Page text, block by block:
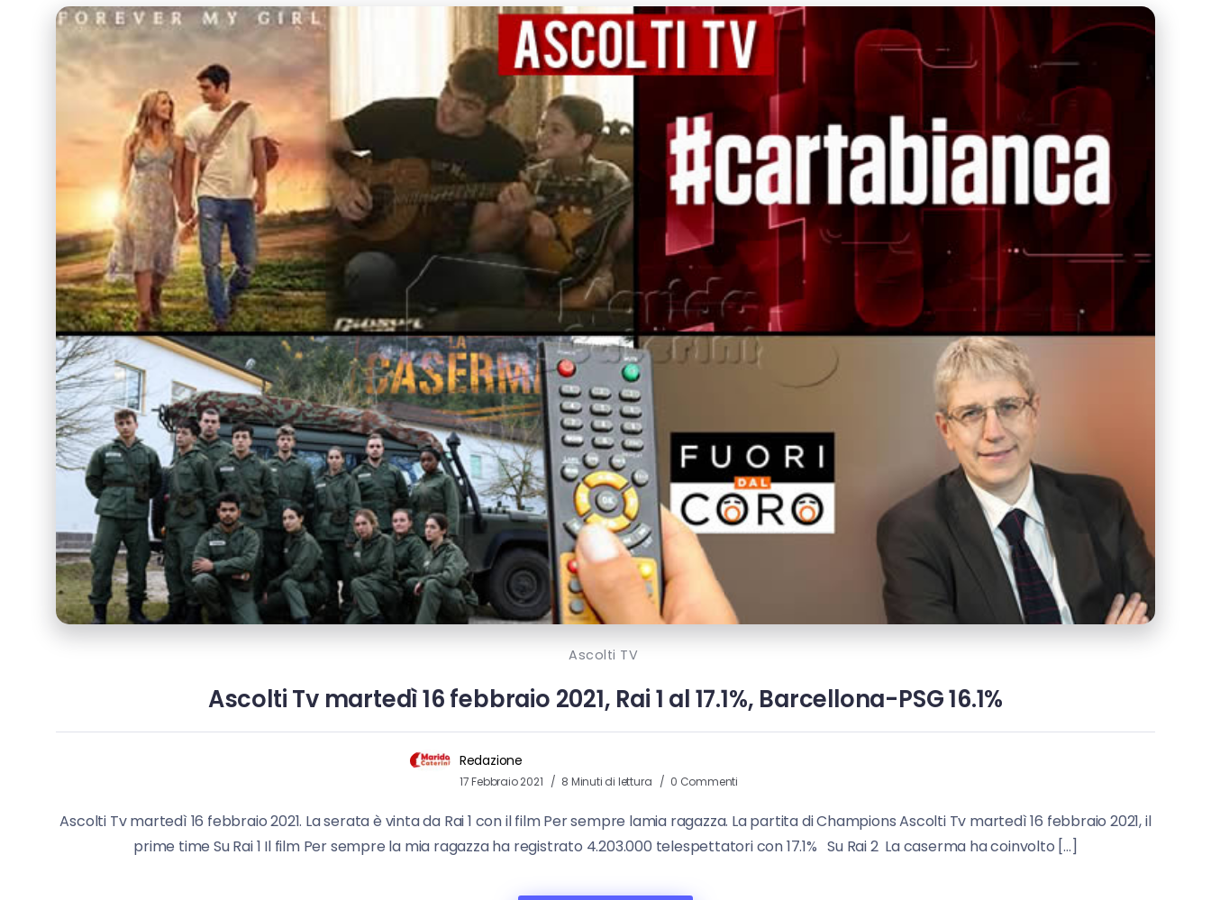
Ascolti TV
Ascolti Tv martedì 16 febbraio 2021, Rai 1 al 17.1%, Barcellona-PSG 16.1%
Redazione
17 Febbraio 2021 8 Minuti di lettura 0 Commenti
Ascolti Tv martedì 16 febbraio 2021. La serata è vinta da Rai 1 con il film Per sempre lamia ragazza. La partita di Champions Ascolti Tv martedì 16 febbraio 2021, il
prime time Su Rai 1 Il film Per sempre la mia ragazza ha registrato 4.203.000 telespettatori con 17.1% Su Rai 2 La caserma ha coinvolto […]